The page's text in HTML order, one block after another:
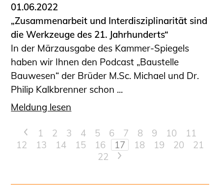
01.06.2022
„Zusammenarbeit und Interdisziplinarität sind
die Werkzeuge des 21. Jahrhunderts“
In der Märzausgabe des Kammer-Spiegels
haben wir Ihnen den Podcast „Baustelle
Bauwesen“ der Brüder M.Sc. Michael und Dr.
Philip Kalkbrenner schon ...
Meldung lesen
< 1 2 3 4 5 6 7 8 9 10
11
12
13 14 15 16 17 18 19 20
21
22
>